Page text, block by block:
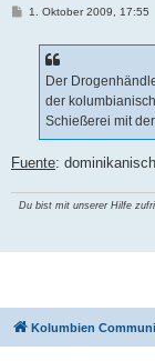
B1. Oktober 2009, 17:55
Der
der
Schießerei mit
Fuente:
Du bist mit unserer Hilfe
Kolumbien